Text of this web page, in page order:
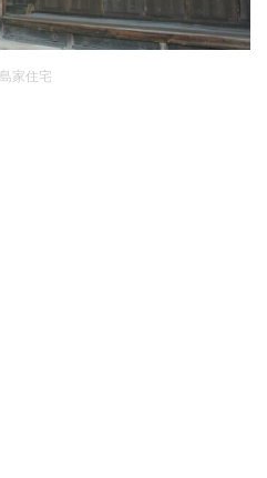
家住宅